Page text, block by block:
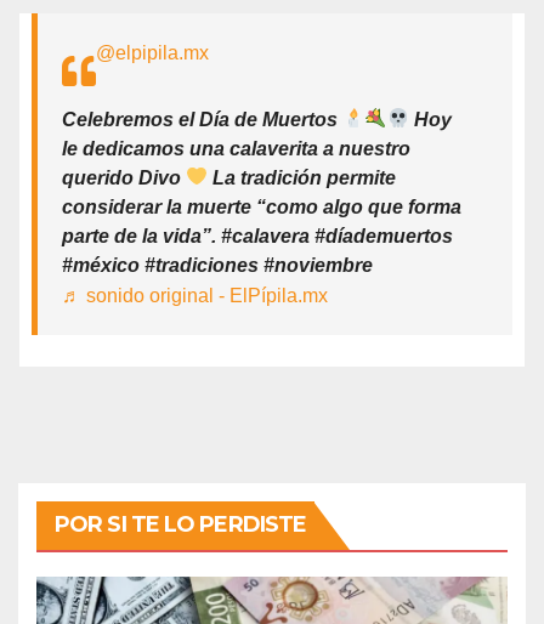
@elpipila.mx
Celebremos el Día de Muertos
Hoy
le dedicamos una calaverita a nuestro
querido Divo
La tradición permite
considerar la muerte “como algo que forma
parte de la vida”. #calavera #díademuertos
#méxico #tradiciones #noviembre
♬ sonido original - ElPípila.mx
POR SI TE LO PERDISTE